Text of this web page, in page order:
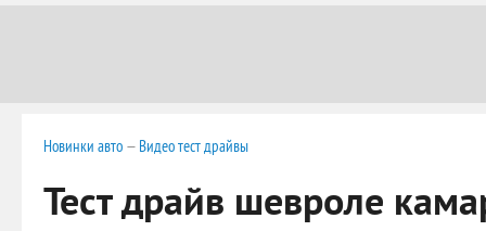
Новинки авто — Видео тест драйвы
Тест драйв шевроле